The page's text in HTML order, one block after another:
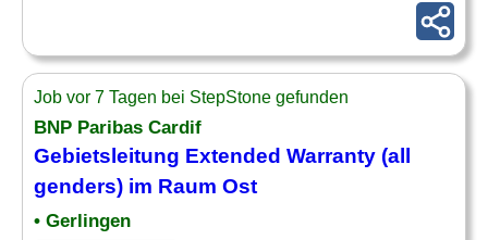
Job vor 7 Tagen bei StepStone gefunden
BNP Paribas Cardif
Gebietsleitung Extended Warranty (all
genders) im Raum Ost
• Gerlingen